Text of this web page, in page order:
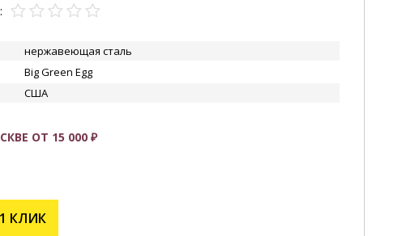
:
нержавеющая сталь
Big Green Egg
США
ОТ 15 000 ₽
КЛИК